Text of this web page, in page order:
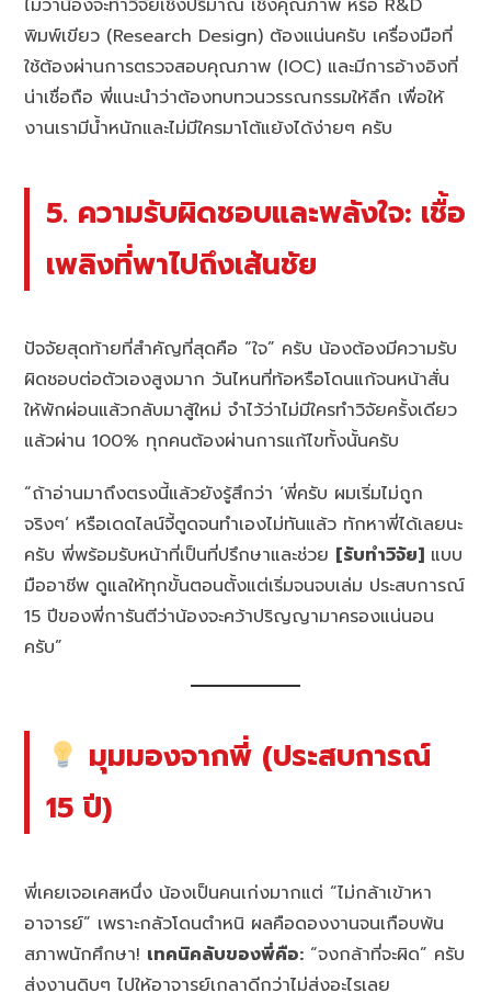
ไม่ว่าน้องจะทำวิจัยเชิงปริมาณ เชิงคุณภาพ หรือ R&D
พิมพ์เขียว (Research Design) ต้องแน่นครับ เครื่องมือที่
ใช้ต้องผ่านการตรวจสอบคุณภาพ (IOC) และมีการอ้างอิงที่
น่าเชื่อถือ พี่แนะนำว่าต้องทบทวนวรรณกรรมให้ลึก เพื่อให้
งานเรามีน้ำหนักและไม่มีใครมาโต้แย้งได้ง่ายๆ ครับ
5. ความรับผิดชอบและพลังใจ: เชื้อ
เพลิงที่พาไปถึงเส้นชัย
ปัจจัยสุดท้ายที่สำคัญที่สุดคือ “ใจ” ครับ น้องต้องมีความรับ
ผิดชอบต่อตัวเองสูงมาก วันไหนที่ท้อหรือโดนแก้จนหน้าสั่น
ให้พักผ่อนแล้วกลับมาสู้ใหม่ จำไว้ว่าไม่มีใครทำวิจัยครั้งเดียว
แล้วผ่าน 100% ทุกคนต้องผ่านการแก้ไขทั้งนั้นครับ
“ถ้าอ่านมาถึงตรงนี้แล้วยังรู้สึกว่า ‘พี่ครับ ผมเริ่มไม่ถูก
จริงๆ’ หรือเดดไลน์จี้ตูดจนทำเองไม่ทันแล้ว ทักหาพี่ได้เลยนะ
ครับ พี่พร้อมรับหน้าที่เป็นที่ปรึกษาและช่วย [รับทำวิจัย] แบบ
มืออาชีพ ดูแลให้ทุกขั้นตอนตั้งแต่เริ่มจนจบเล่ม ประสบการณ์
15 ปีของพี่การันตีว่าน้องจะคว้าปริญญามาครองแน่นอน
ครับ”
มุมมองจากพี่ (ประสบการณ์
15 ปี)
พี่เคยเจอเคสหนึ่ง น้องเป็นคนเก่งมากแต่ “ไม่กล้าเข้าหา
อาจารย์” เพราะกลัวโดนตำหนิ ผลคือดองงานจนเกือบพ้น
สภาพนักศึกษา! เทคนิคลับของพี่คือ: “จงกล้าที่จะผิด” ครับ
ส่งงานดิบๆ ไปให้อาจารย์เกลาดีกว่าไม่ส่งอะไรเลย